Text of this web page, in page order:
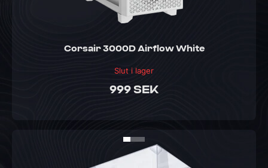
Corsair 3000D Airflow White
999 SEK
Slut i lager